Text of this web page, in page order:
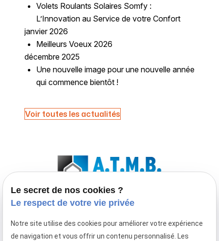
Volets Roulants Solaires Somfy :
L’Innovation au Service de votre Confort
janvier 2026
Meilleurs Voeux 2026
décembre 2025
Une nouvelle image pour une nouvelle année
qui commence bientôt !
Voir toutes les actualités
en fenêtre, porte-fenêtre, baie coulissante,
Le secret de nos cookies ?
Le respect de votre vie privée
Notre site utilise des cookies pour améliorer votre expérience
de navigation et vous offrir un contenu personnalisé. Les